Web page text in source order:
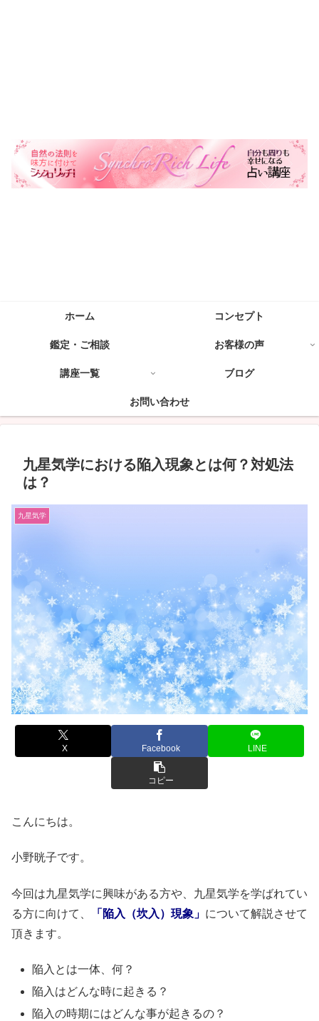
ホーム コンセプト
鑑定・ご相談 お客様の声
講座一覧 ブログ
お問い合わせ
九星気学における陥入現象とは何？対処法
は？
九星気学
X Facebook LINE
コピー
こんにちは。
小野晄子です。
今回は九星気学に興味がある方や、九星気学を学ばれてい
る方に向けて、
「陥入（坎入）現象」 について解説させて
頂きます。
陥入とは一体、何？
陥入はどんな時に起きる？
陥入の時期にはどんな事が起きるの？